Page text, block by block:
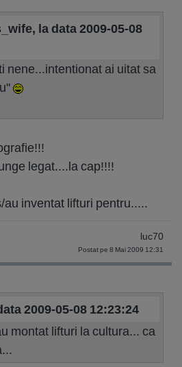
la data 2009-05-08
nene...intentionat ai uitat sa
legat....la cap!!!!
au inventat lifturi pentru.....
luc70
Postat pe 8 Mai 2009 12:31
2009-05-08 12:23:24
montat lifturi la cultura... ca